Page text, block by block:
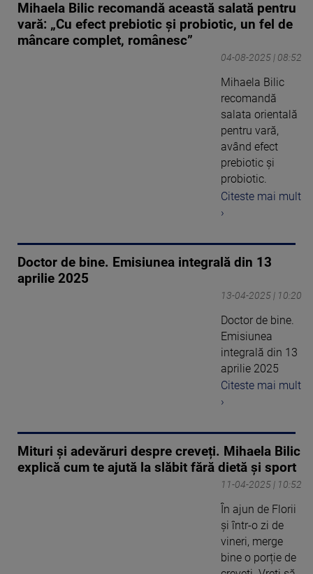
Mihaela Bilic recomandă această salată pentru
vară: „Cu efect prebiotic și probiotic, un fel de
mâncare complet, românesc”
04-08-2025 | 08:52
Mihaela Bilic
recomandă
salata orientală
pentru vară,
având efect
prebiotic și
probiotic.
Citeste mai mult
›
Doctor de bine. Emisiunea integrală din 13
aprilie 2025
13-04-2025 | 10:20
Doctor de bine.
Emisiunea
integrală din 13
aprilie 2025
Citeste mai mult
›
Mituri și adevăruri despre creveți. Mihaela Bilic
explică cum te ajută la slăbit fără dietă și sport
11-04-2025 | 10:52
În ajun de Florii
și într-o zi de
vineri, merge
bine o porție de